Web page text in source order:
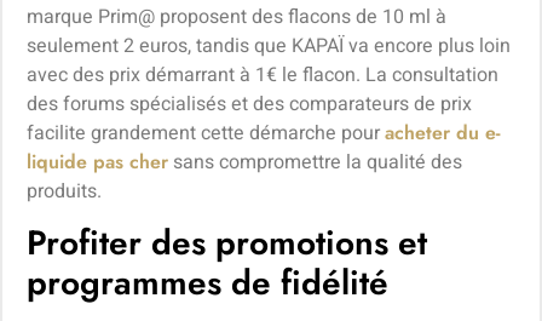
marque Prim@ proposent des flacons de 10 ml à
seulement 2 euros, tandis que KAPAÏ va encore plus loin
avec des prix démarrant à 1€ le flacon. La consultation
des forums spécialisés et des comparateurs de prix
facilite grandement cette démarche pouracheter du e-
liquide pas cher sans compromettre la qualité des
produits.
Profiter des promotions et
programmes de fidélité